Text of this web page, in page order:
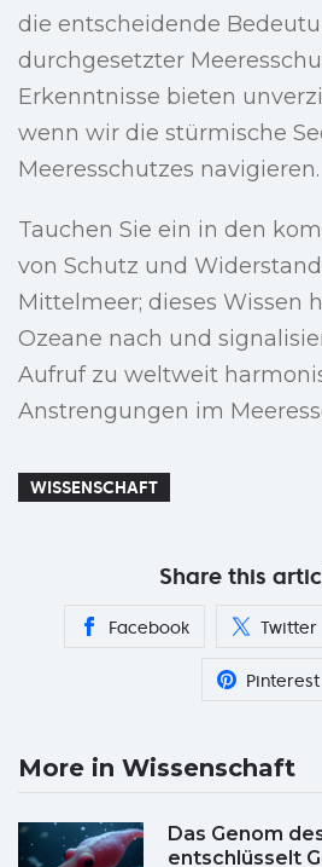
die entscheidende
durchgesetzter
Erkenntnisse bieten
wenn wir die stürmische
Meeresschutzes navigieren.
Tauchen Sie ein in den
von Schutz und
Mittelmeer; dieses Wissen
Ozeane nach und
Aufruf zu weltweit
Anstrengungen im
WISSENSCHAFT
Share this
Facebook Twitter
Pinterest
More in Wissenschaft
Das Genom
entschlüsselt